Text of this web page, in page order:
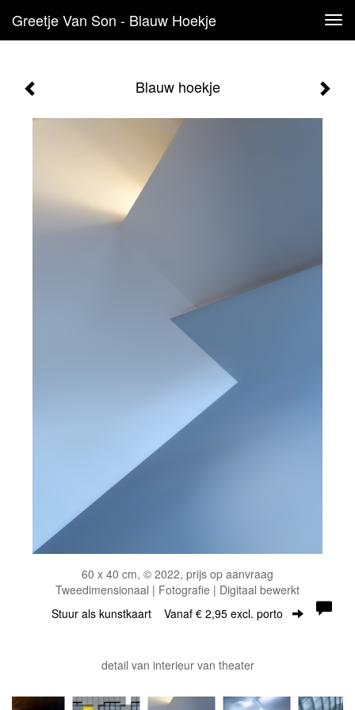
Greetje Van Son - Blauw Hoekje
Blauw hoekje
60 x 40 cm, © 2022, prijs op aanvraag
Tweedimensionaal | Fotografie | Digitaal bewerkt
Stuur als kunstkaart Vanaf € 2,95 excl. porto
detail van interieur van theater